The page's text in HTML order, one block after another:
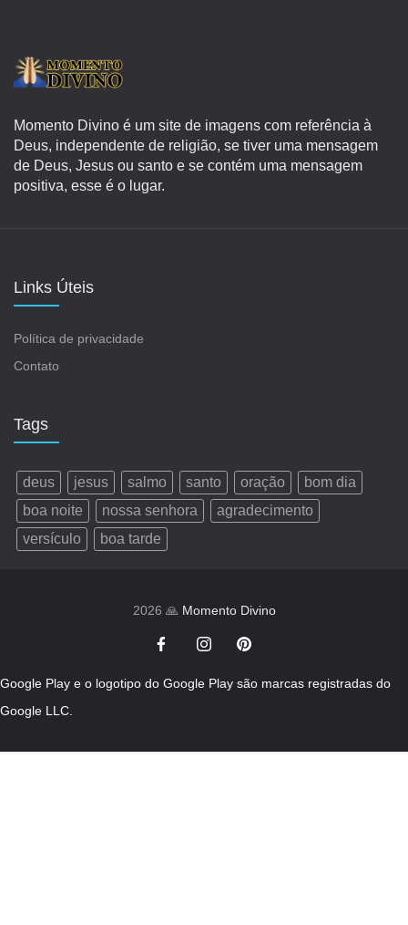
Momento Divino é um site de imagens com referência à
Deus, independente de religião, se tiver uma mensagem
de Deus, Jesus ou santo e se contém uma mensagem
positiva, esse é o lugar.
Links Úteis
Política de privacidade
Contato
Tags
deus jesus salmo santo oração
bom dia
boa noite
nossa senhora
agradecimento
versículo
boa tarde
2026 🙏 Momento Divino
Google Play e o logotipo do Google Play são marcas registradas do
Google LLC.